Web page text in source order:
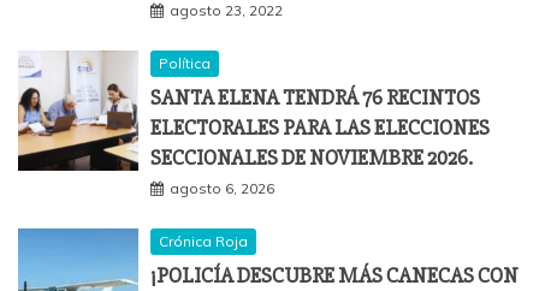
agosto 23, 2022
Política
SANTA ELENA TENDRÁ 76 RECINTOS
ELECTORALES PARA LAS ELECCIONES
SECCIONALES DE NOVIEMBRE 2026.
agosto 6, 2026
Crónica Roja
¡POLICÍA DESCUBRE MÁS CANECAS CON